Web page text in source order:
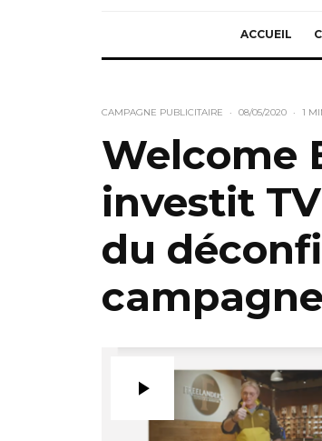
ACCUEIL
CAMPAGNE PUBLICITAIRE · 08/05/2020 · 1
Welcome
investit
du